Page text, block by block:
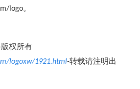
logo。
权所有
logoxw/1921.html-转载请注明出